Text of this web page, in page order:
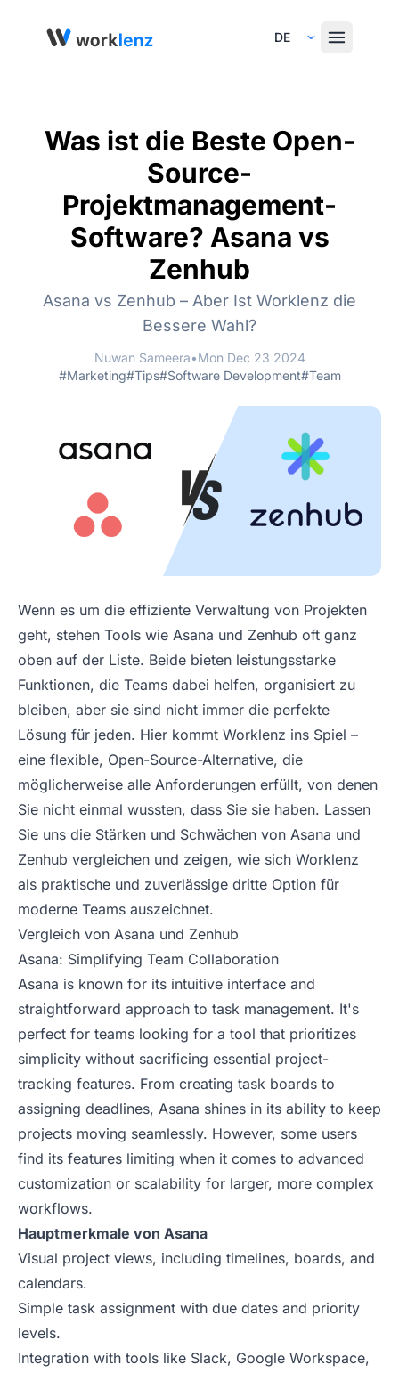
Select Language
Was ist die Beste Open-
Source-
Projektmanagement-
Software? Asana vs
Zenhub
Asana vs Zenhub – Aber Ist Worklenz die
Bessere Wahl?
Nuwan Sameera•Mon Dec 23 2024
#Marketing#Tips#Software Development#Team
Wenn es um die effiziente Verwaltung von Projekten
geht, stehen Tools wie Asana und Zenhub oft ganz
oben auf der Liste. Beide bieten leistungsstarke
Funktionen, die Teams dabei helfen, organisiert zu
bleiben, aber sie sind nicht immer die perfekte
Lösung für jeden. Hier kommt Worklenz ins Spiel –
eine flexible, Open-Source-Alternative, die
möglicherweise alle Anforderungen erfüllt, von denen
Sie nicht einmal wussten, dass Sie sie haben. Lassen
Sie uns die Stärken und Schwächen von Asana und
Zenhub vergleichen und zeigen, wie sich Worklenz
als praktische und zuverlässige dritte Option für
moderne Teams auszeichnet.
Vergleich von Asana und Zenhub
Asana: Simplifying Team Collaboration
Asana is known for its intuitive interface and
straightforward approach to task management. It's
perfect for teams looking for a tool that prioritizes
simplicity without sacrificing essential project-
tracking features. From creating task boards to
assigning deadlines, Asana shines in its ability to keep
projects moving seamlessly. However, some users
find its features limiting when it comes to advanced
customization or scalability for larger, more complex
workflows.
Hauptmerkmale von Asana
Visual project views, including timelines, boards, and
calendars.
Simple task assignment with due dates and priority
levels.
Integration with tools like Slack, Google Workspace,